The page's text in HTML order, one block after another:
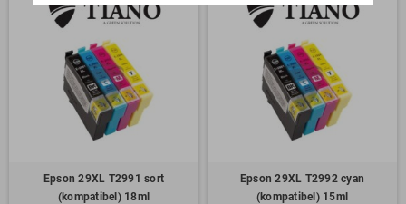
Epson 29XL T2991 sort
(kompatibel) 18ml
Epson 29XL T2992 cyan
(kompatibel) 15ml